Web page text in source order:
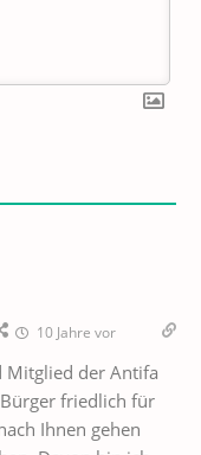
10 Jahre vor
Mitglied der Antifa
friedlich für
Ihnen gehen